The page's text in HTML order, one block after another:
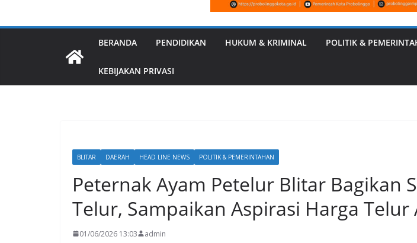
BERANDA PENDIDIKAN HUKUM & KRIMINAL POLITIK &
KEBIJAKAN PRIVASI
BLITAR DAERAH HEAD LINE NEWS POLITIK & PEMERINTAHAN
Peternak Ayam Petelur Blitar Bagikan
Telur, Sampaikan Aspirasi Harga Telur
01/06/2026 13:03 admin